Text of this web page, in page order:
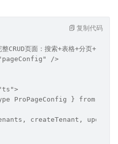
CRUD页面：搜索+表格+分页+弹窗
/>
ProPageConfig } from "@/
createTenant,
复制代码